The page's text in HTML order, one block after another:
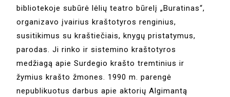
bibliotekoje subūrė lėlių teatro būrelį „Buratinas“,
organizavo įvairius kraštotyros renginius,
susitikimus su kraštiečiais, knygų pristatymus,
parodas. Ji rinko ir sistemino kraštotyros
medžiagą apie Surdegio krašto tremtinius ir
žymius krašto žmones. 1990 m. parengė
nepublikuotus darbus apie aktorių Algimantą